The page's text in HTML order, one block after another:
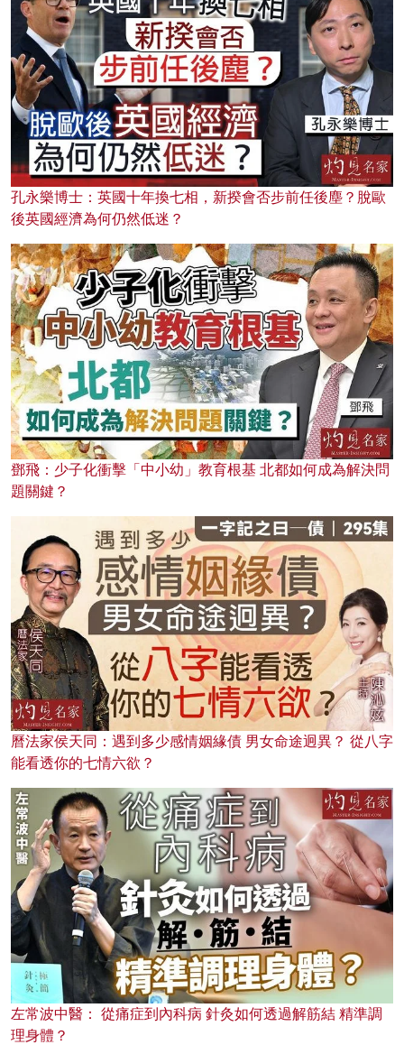
孔永樂博士：英國十年換七相，新揆會否步前任後塵？脫歐
後英國經濟為何仍然低迷？
鄧飛：少子化衝擊「中小幼」教育根基 北都如何成為解決問
題關鍵？
曆法家侯天同：遇到多少感情姻緣債 男女命途迥異？ 從八字
能看透你的七情六欲？
左常波中醫： 從痛症到內科病 針灸如何透過解筋結 精準調
理身體？